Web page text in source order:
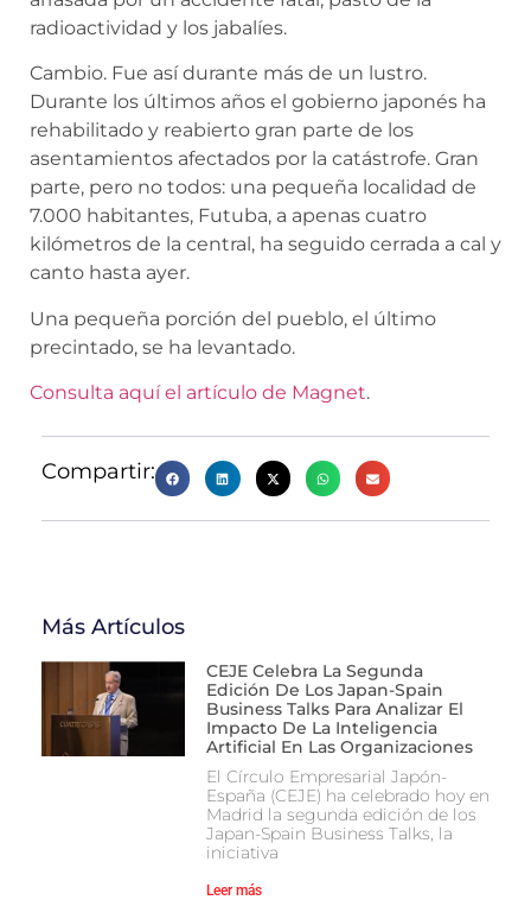
radioactividad y los jabalíes.
Cambio. Fue así durante más de un lustro.
Durante los últimos años el gobierno japonés ha
rehabilitado y reabierto gran parte de los
asentamientos afectados por la catástrofe. Gran
parte, pero no todos: una pequeña localidad de
7.000 habitantes, Futuba, a apenas cuatro
kilómetros de la central, ha seguido cerrada a cal y
canto hasta ayer.
Una pequeña porción del pueblo, el último
precintado, se ha levantado.
Consulta aquí el artículo de Magnet.
Compartir:
Más Artículos
CEJE Celebra La Segunda
Edición De Los Japan-Spain
Business Talks Para Analizar El
Impacto De La Inteligencia
Artificial En Las Organizaciones
El Círculo Empresarial Japón-
España (CEJE) ha celebrado hoy en
Madrid la segunda edición de los
Japan-Spain Business Talks, la
iniciativa
Leer más